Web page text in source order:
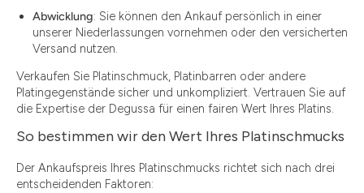
Abwicklung: Sie können den Ankauf persönlich in einer
unserer Niederlassungen vornehmen oder den versicherten
Versand nutzen.
Verkaufen Sie Platinschmuck, Platinbarren oder andere
Platingegenstände sicher und unkompliziert. Vertrauen Sie auf
die Expertise der Degussa für einen fairen Wert Ihres Platins.
So bestimmen wir den Wert Ihres Platinschmucks
Der Ankaufspreis Ihres Platinschmucks richtet sich nach drei
entscheidenden Faktoren: